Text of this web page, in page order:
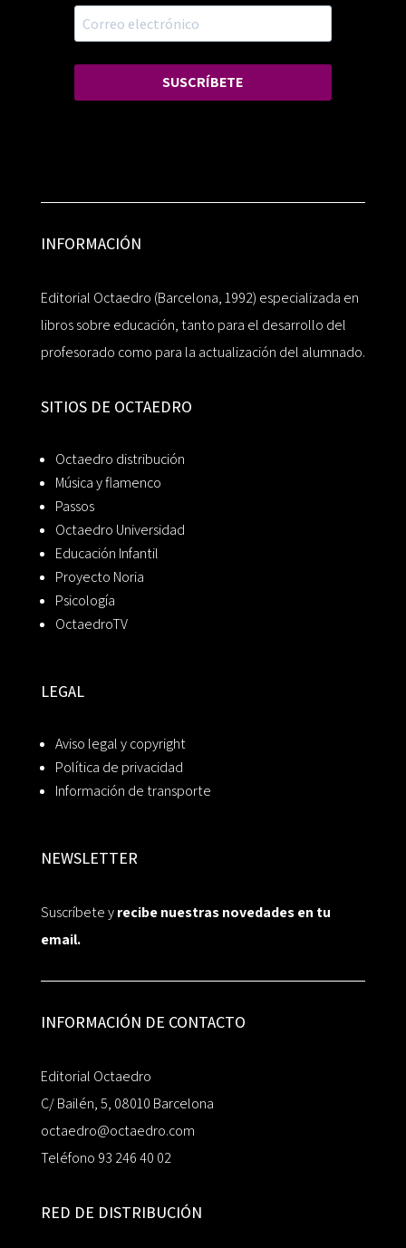
SUSCRÍBETE
INFORMACIÓN
Editorial Octaedro (Barcelona, 1992) especializada en
libros sobre educación, tanto para el desarrollo del
profesorado como para la actualización del alumnado.
SITIOS DE OCTAEDRO
Octaedro distribución
Música y flamenco
Passos
Octaedro Universidad
Educación Infantil
Proyecto Noria
Psicología
OctaedroTV
LEGAL
Aviso legal y copyright
Política de privacidad
Información de transporte
NEWSLETTER
Suscríbete yrecibe nuestras novedades en tu
email.
INFORMACIÓN DE CONTACTO
Editorial Octaedro
C/ Bailén, 5, 08010 Barcelona
octaedro@octaedro.com
Teléfono 93 246 40 02
RED DE DISTRIBUCIÓN